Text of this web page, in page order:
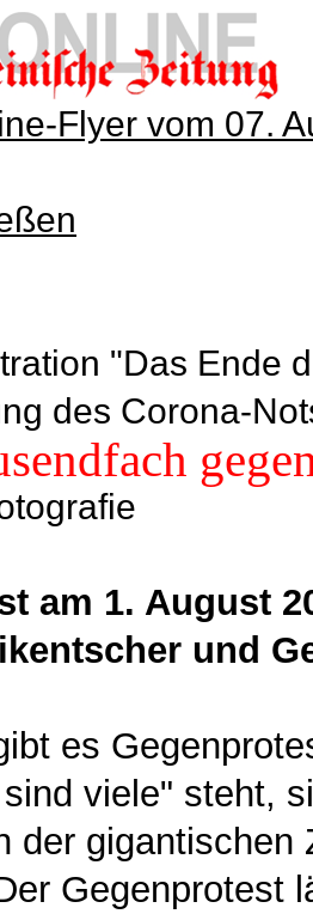
Flyer vom 07.
"Das Ende
des Corona-
am 1. August
und
es
viele" steht,
der gigantischen
Gegenprotest